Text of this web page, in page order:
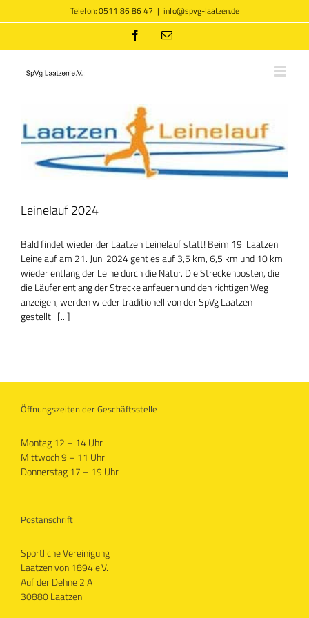
Inhalt
Telefon: 0511 86 86 47 | info@spvg-laatzen.de
Facebook
E-
Leinelauf 2024
Bald findet wieder der Laatzen Leinelauf statt! Beim 19. Laatzen
Leinelauf am 21. Juni 2024 geht es auf 3,5 km, 6,5 km und 10 km
wieder entlang der Leine durch die Natur. Die Streckenposten, die
die Läufer entlang der Strecke anfeuern und den richtigen Weg
anzeigen, werden wieder traditionell von der SpVg Laatzen
gestellt. [...]
Öffnungszeiten der Geschäftsstelle
Montag 12 – 14 Uhr
Mittwoch 9 – 11 Uhr
Donnerstag 17 – 19 Uhr
Postanschrift
Sportliche Vereinigung
Laatzen von 1894 e.V.
Auf der Dehne 2 A
30880 Laatzen